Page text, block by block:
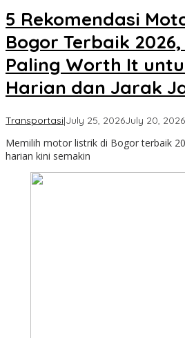
5 Rekomendasi
Bogor Terbaik
Paling Worth It
Harian dan Jarak
Transportasi|July 25, 2026July 20, 2026
Memilih motor listrik di Bogor terbaik
harian kini semakin